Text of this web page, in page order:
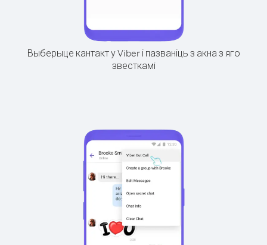
Выберыце кантакт у Viber і пазваніць з акна з яго
звесткамі